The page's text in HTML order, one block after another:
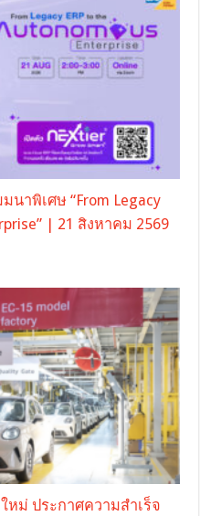
นาพิเศษ “From Legacy
| 21 สิงหาคม 2569
หม่ ประกาศความสำเร็จ